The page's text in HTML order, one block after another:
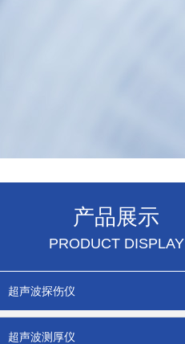
产品展示
PRODUCT DISPLAY
超声波探伤仪
超声波测厚仪